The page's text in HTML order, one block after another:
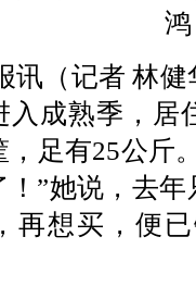
鸿
讯（记者 林健
入成熟季，居
，足有25公斤
！”她说，去
再想买，便